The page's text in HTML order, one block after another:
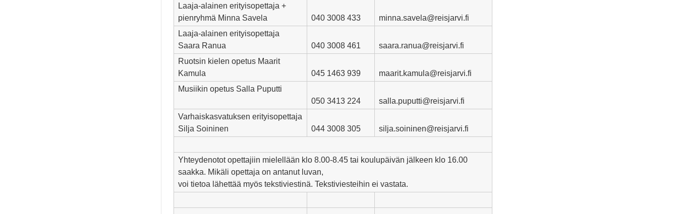
Laaja-alainen erityisopettaja +
pienryhmä Minna Savela
040 3008 433 minna.savela@reisjarvi.fi
Laaja-alainen erityisopettaja
Saara Ranua
040 3008 461
saara.ranua@reisjarvi.fi
Ruotsin kielen opetus Maarit
Kamula
045 1463 939 maarit.kamula@reisjarvi.fi
Musiikin opetus Salla Puputti
050 3413 224
salla.puputti@reisjarvi.fi
Varhaiskasvatuksen erityisopettaja
Silja Soininen
044 3008 305 silja.soininen@reisjarvi.fi
Yhteydenotot opettajiin mielellään klo 8.00-8.45 tai koulupäivän jälkeen klo 16.00
saakka. Mikäli opettaja on antanut luvan,
voi tietoa lähettää myös tekstiviestinä. Tekstiviesteihin ei vastata.